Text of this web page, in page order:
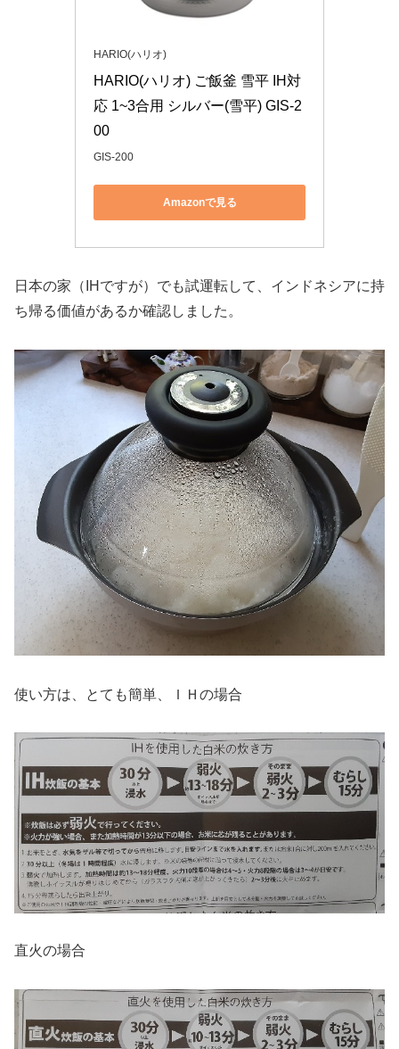
HARIO(ハリオ)
HARIO(ハリオ) ご飯釜 雪平 IH対
応 1~3合用 シルバー(雪平) GIS-2
00
GIS-200
Amazonで見る
日本の家（IHですが）でも試運転して、インドネシアに持
ち帰る価値があるか確認しました。
使い方は、とても簡単、ＩＨの場合
直火の場合